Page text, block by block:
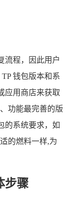
流程，因此用户
钱包版本和系
应用商店来获取
功能最完善的版
的系统要求，如
的燃料一样,为
步骤